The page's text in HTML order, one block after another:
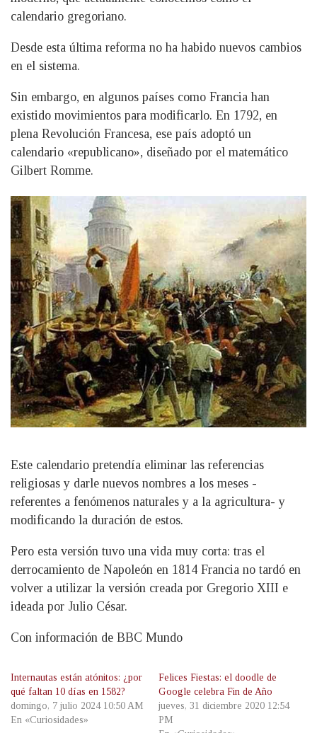
calendario gregoriano.
Desde esta última reforma no ha habido nuevos cambios
en el sistema.
Sin embargo, en algunos países como Francia han
existido movimientos para modificarlo. En 1792, en
plena Revolución Francesa, ese país adoptó un
calendario «republicano», diseñado por el matemático
Gilbert Romme.
Este calendario pretendía eliminar las referencias
religiosas y darle nuevos nombres a los meses -
referentes a fenómenos naturales y a la agricultura- y
modificando la duración de estos.
Pero esta versión tuvo una vida muy corta: tras el
derrocamiento de Napoleón en 1814 Francia no tardó en
volver a utilizar la versión creada por Gregorio XIII e
ideada por Julio César.
Con información de BBC Mundo
Internautas están atónitos: ¿por
qué faltan 10 días en 1582?
domingo, 7 julio 2024 10:50 AM
En «Curiosidades»
Felices Fiestas: el doodle de
Google celebra Fin de Año
jueves, 31 diciembre 2020 12:54
PM